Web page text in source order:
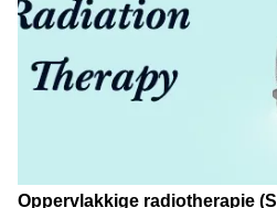
Oppervlakkige radiotherapie